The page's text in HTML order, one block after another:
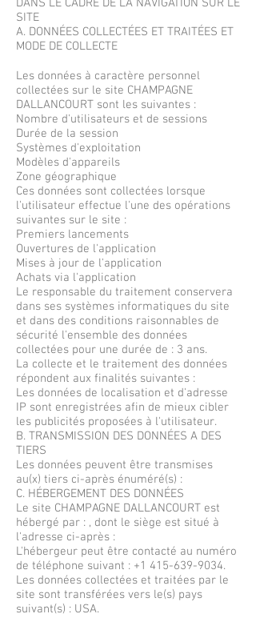
DANS LE CADRE DE LA NAVIGATION SUR LE
SITE
A. DONNÉES COLLECTÉES ET TRAITÉES ET
MODE DE COLLECTE
Les données à caractère personnel
collectées sur le site CHAMPAGNE
DALLANCOURT sont les suivantes :
Nombre d'utilisateurs et de sessions
Durée de la session
Systèmes d'exploitation
Modèles d'appareils
Zone géographique
Ces données sont collectées lorsque
l'utilisateur effectue l'une des opérations
suivantes sur le site :
Premiers lancements
Ouvertures de l'application
Mises à jour de l'application
Achats via l'application
Le responsable du traitement conservera
dans ses systèmes informatiques du site
et dans des conditions raisonnables de
sécurité l'ensemble des données
collectées pour une durée de : 3 ans.
La collecte et le traitement des données
répondent aux finalités suivantes :
Les données de localisation et d'adresse
IP sont enregistrées afin de mieux cibler
les publicités proposées à l'utilisateur.
B. TRANSMISSION DES DONNÉES A DES
TIERS
Les données peuvent être transmises
au(x) tiers ci-après énuméré(s) :
C. HÉBERGEMENT DES DONNÉES
Le site CHAMPAGNE DALLANCOURT est
hébergé par : , dont le siège est situé à
l'adresse ci-après :
L'hébergeur peut être contacté au numéro
de téléphone suivant : +1 415-639-9034.
Les données collectées et traitées par le
site sont transférées vers le(s) pays
suivant(s) : USA.